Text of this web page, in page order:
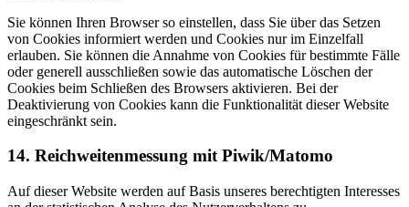
Sie können Ihren Browser so einstellen, dass Sie über das Setzen
von Cookies informiert werden und Cookies nur im Einzelfall
erlauben. Sie können die Annahme von Cookies für bestimmte Fälle
oder generell ausschließen sowie das automatische Löschen der
Cookies beim Schließen des Browsers aktivieren. Bei der
Deaktivierung von Cookies kann die Funktionalität dieser Website
eingeschränkt sein.
14. Reichweitenmessung mit Piwik/Matomo
Auf dieser Website werden auf Basis unseres berechtigten Interesses